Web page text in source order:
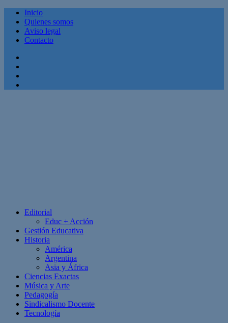
Inicio
Quienes somos
Aviso legal
Contacto
Editorial
Educ + Acción
Gestión Educativa
Historia
América
Argentina
Asia y África
Ciencias Exactas
Música y Arte
Pedagogía
Sindicalismo Docente
Tecnología